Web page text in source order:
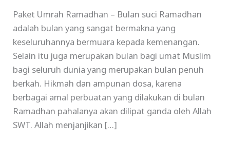
Paket Umrah Ramadhan – Bulan suci Ramadhan
adalah bulan yang sangat bermakna yang
keseluruhannya bermuara kepada kemenangan.
Selain itu juga merupakan bulan bagi umat Muslim
bagi seluruh dunia yang merupakan bulan penuh
berkah. Hikmah dan ampunan dosa, karena
berbagai amal perbuatan yang dilakukan di bulan
Ramadhan pahalanya akan dilipat ganda oleh Allah
SWT. Allah menjanjikan […]